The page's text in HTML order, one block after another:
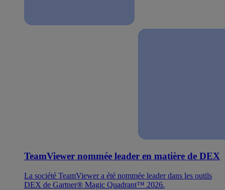
TeamViewer nommée leader en matière de DEX
La société TeamViewer a été nommée leader dans les outils
DEX de Gartner® Magic Quadrant™ 2026.